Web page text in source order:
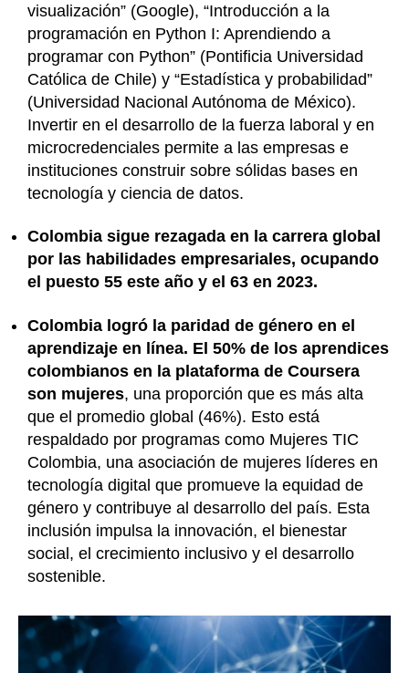
visualización” (Google), “Introducción a la
programación en Python I: Aprendiendo a
programar con Python” (Pontificia Universidad
Católica de Chile) y “Estadística y probabilidad”
(Universidad Nacional Autónoma de México).
Invertir en el desarrollo de la fuerza laboral y en
microcredenciales permite a las empresas e
instituciones construir sobre sólidas bases en
tecnología y ciencia de datos.
Colombia sigue rezagada en la carrera global
por las habilidades empresariales, ocupando
el puesto 55 este año y el 63 en 2023.
Colombia logró la paridad de género en el
aprendizaje en línea. El 50% de los aprendices
colombianos en la plataforma de Coursera
son mujeres, una proporción que es más alta
que el promedio global (46%). Esto está
respaldado por programas como Mujeres TIC
Colombia, una asociación de mujeres líderes en
tecnología digital que promueve la equidad de
género y contribuye al desarrollo del país. Esta
inclusión impulsa la innovación, el bienestar
social, el crecimiento inclusivo y el desarrollo
sostenible.